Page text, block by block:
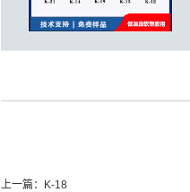
上一篇：
K-18